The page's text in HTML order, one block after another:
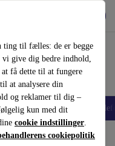
ting til fælles: de er begge
vi give dig bedre indhold,
få dette til at fungere
at analysere din
og reklamer til dig –
kun med dit
cookie indstillinger.
cookiepolitik
Tilbehør
Barnevogne